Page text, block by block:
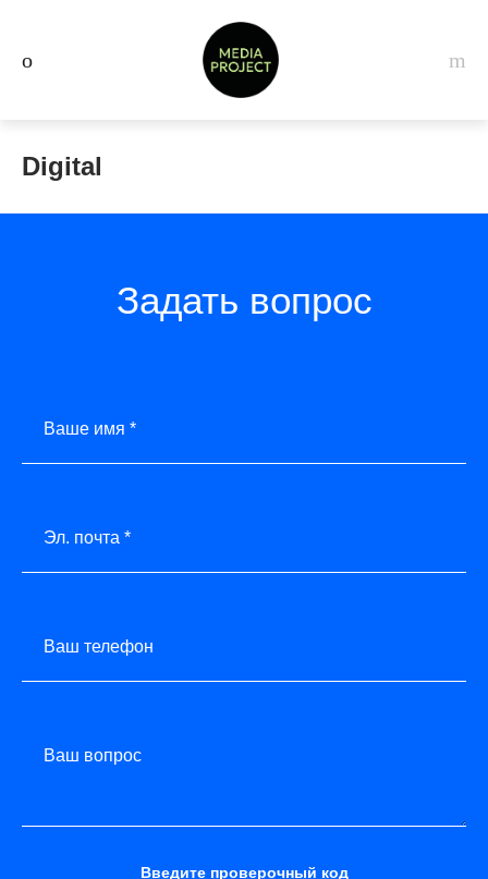
Digital
Задать вопрос
Ваше имя *
Эл. почта *
Ваш телефон
Ваш вопрос
Введите проверочный код